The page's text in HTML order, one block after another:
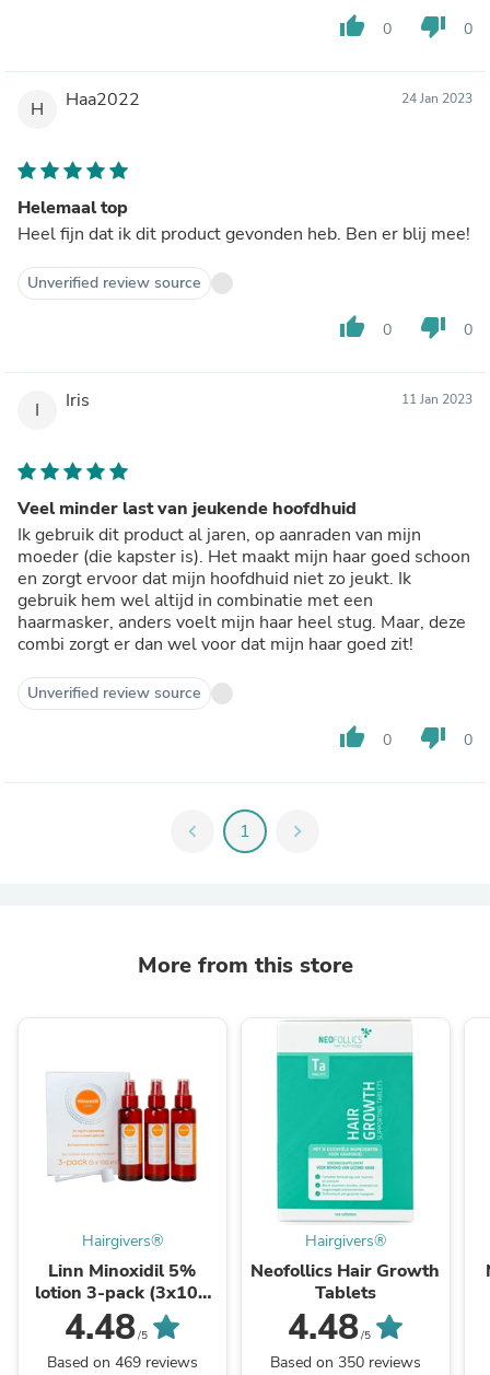
thumb_up 0 thumb_down 0
H Haa2022 24 Jan 2023
Helemaal top
Heel fijn dat ik dit product gevonden heb. Ben er blij mee!
Unverified review source
thumb_up 0 thumb_down 0
I Iris 11 Jan 2023
Veel minder last van jeukende hoofdhuid
Ik gebruik dit product al jaren, op aanraden van mijn
moeder (die kapster is). Het maakt mijn haar goed schoon
en zorgt ervoor dat mijn hoofdhuid niet zo jeukt. Ik
gebruik hem wel altijd in combinatie met een
haarmasker, anders voelt mijn haar heel stug. Maar, deze
combi zorgt er dan wel voor dat mijn haar goed zit!
Unverified review source
thumb_up 0 thumb_down 0
chevron_left 1 chevron_right
More from this store
Hairgivers®
Linn Minoxidil 5%
lotion 3-pack (3x100
ml)
4.48/5
Based on 469 reviews
Hairgivers®
Neofollics Hair Growth
Tablets
4.48/5
Based on 350 reviews